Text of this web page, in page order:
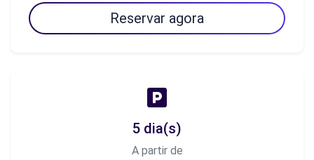
Reservar agora
5 dia(s)
A partir de